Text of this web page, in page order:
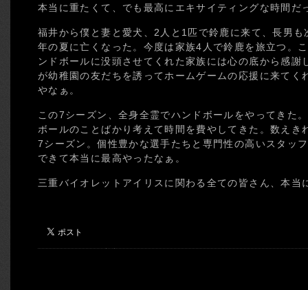
本当に重たくて、でも最高にエキサイティングな時間だ
福井から僕と妻と愛犬、2人と1匹で鈴鹿に来て、長男
年の夏に亡くなった。今度は家族4人で鈴鹿を旅立つ。
ンドボールに没頭させてくれた家族には心の底から感謝
が幼稚園の友だちを誘ってホームゲームの応援に来てく
やなぁ。
この7シーズン、全身全霊でハンドボールをやってきた
ボールのことばかり考えて時間を費やしてきた。数えき
7シーズン。個性豊かな選手たちと専門性の高いスタッ
できて本当に最高やったなぁ。
三重バイオレットアイリスに関わる全ての皆さん、本当